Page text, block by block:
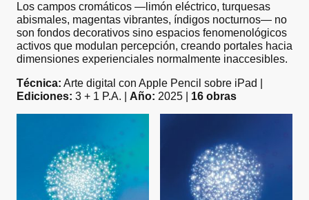
Los campos cromáticos —limón eléctrico, turquesas
abismales, magentas vibrantes, índigos nocturnos— no
son fondos decorativos sino espacios fenomenológicos
activos que modulan percepción, creando portales hacia
dimensiones experienciales normalmente inaccesibles.
Técnica: Arte digital con Apple Pencil sobre iPad |
Ediciones: 3 + 1 P.A. | Año: 2025 | 16 obras